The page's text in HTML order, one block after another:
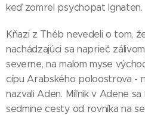
keď zomrel psychopat Ignaten.
Kňazi z Théb nevedeli o tom,
nachádzajúci sa naprieč
severne, na malom myse
cípu Arabského poloostrova -
nazvali Aden. Míľnik v Adene
sedmine cesty od rovníka na